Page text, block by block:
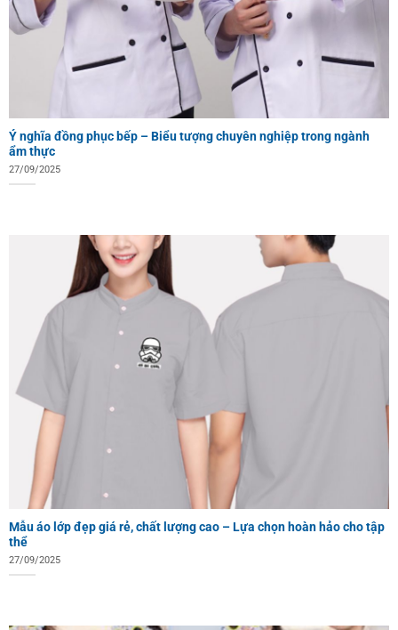
Ý nghĩa đồng phục bếp – Biểu tượng chuyên nghiệp trong ngành
ẩm thực
27/09/2025
Mẫu áo lớp đẹp giá rẻ, chất lượng cao – Lựa chọn hoàn hảo cho tập
thể
27/09/2025